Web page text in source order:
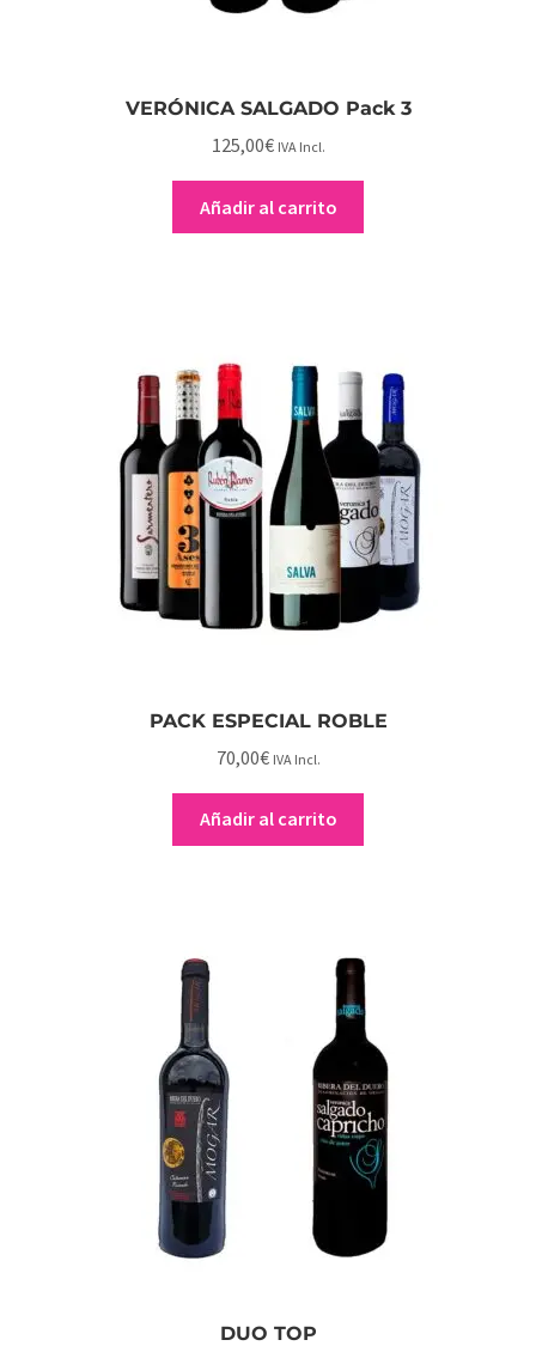
VERÓNICA SALGADO Pack 3
125,00€ IVA Incl.
Añadir al carrito
PACK ESPECIAL ROBLE
70,00€ IVA Incl.
Añadir al carrito
DUO TOP